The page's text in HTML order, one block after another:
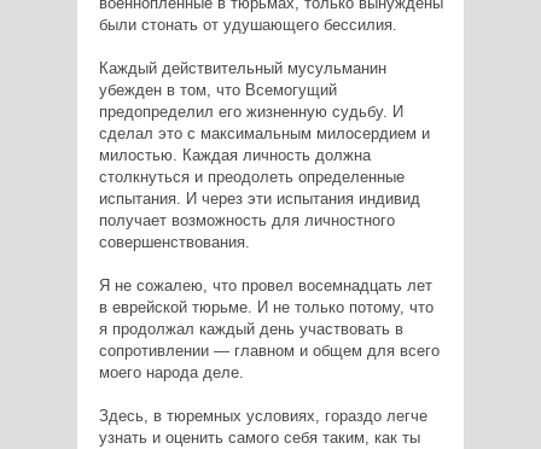
были стонать от удушающего бессилия.
Каждый действительный мусульманин
убежден в том, что Всемогущий
предопределил его жизненную судьбу. И
сделал это с максимальным милосердием и
милостью. Каждая личность должна
столкнуться и преодолеть определенные
испытания. И через эти испытания индивид
получает возможность для личностного
совершенствования.
Я не сожалею, что провел восемнадцать лет
в еврейской тюрьме. И не только потому, что
я продолжал каждый день участвовать в
сопротивлении — главном и общем для всего
моего народа деле.
Здесь, в тюремных условиях, гораздо легче
узнать и оценить самого себя таким, как ты